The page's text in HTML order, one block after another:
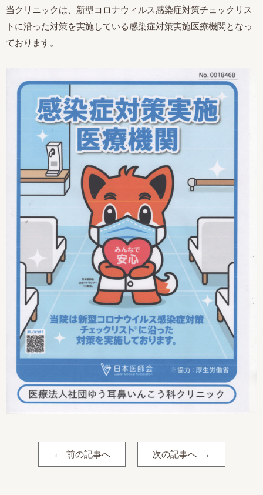
当クリニックは、新型コロナウィルス感染症対策チェックリス
トに沿った対策を実施している感染症対策実施医療機関となっ
ております。
前の記事へ 次の記事へ